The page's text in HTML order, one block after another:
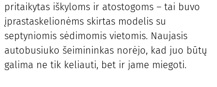
pritaikytas iškyloms ir atostogoms – tai buvo
įprastaskelionėms skirtas modelis su
septyniomis sėdimomis vietomis. Naujasis
autobusiuko šeimininkas norėjo, kad juo būtų
galima ne tik keliauti, bet ir jame miegoti.